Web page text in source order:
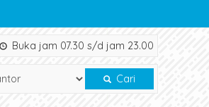
Buka jam 07.30 s/d jam 23.00
Cari